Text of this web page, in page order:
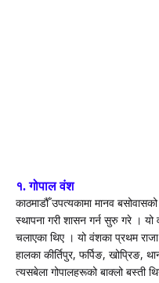
१. गोपाल वंश
काठमाडौँउपत्यकामामानव
स्थापना गरी शासन गर्न सुरु गरे ।
चलाएका थिए । यो वंशका प्रथम
हालका कीर्तिपुर, फर्पिङ, खोप्रिङ,
त्यसबेला गोपालहरूको बाक्लो बस्ती